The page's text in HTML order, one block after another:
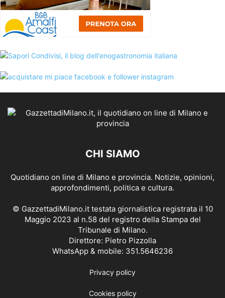
CHI SIAMO
Quotidiano on line di Milano e provincia. Notizie, opinioni,
approfondimenti, politica e cultura.
© GazzettadiMilano.it testata giornalistica registrata il 10
Maggio 2023 al n.58 del registro della Stampa del
Tribunale di Milano.
Direttore: Pietro Pizzolla
WhatsApp & mobile: 351.5646236
Privacy policy
Cookies policy